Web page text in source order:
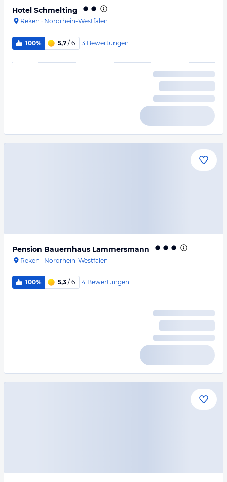
Hotel Schmelting
Reken · Nordrhein-Westfalen
100% 5,7 / 6 3 Bewertungen
Pension Bauernhaus Lammersmann
Reken · Nordrhein-Westfalen
100% 5,3 / 6 4 Bewertungen